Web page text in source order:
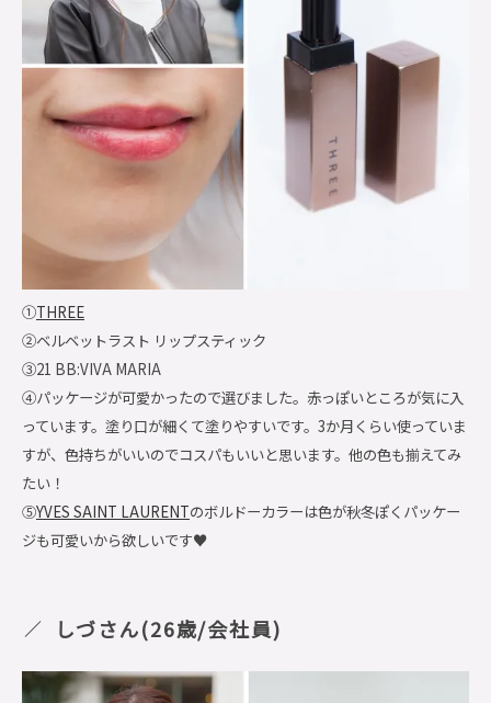
①THREE
②ベルベットラスト リップスティック
③21 BB:VIVA MARIA
④パッケージが可愛かったので選びました。赤っぽいところが気に入
っています。塗り口が細くて塗りやすいです。3か月くらい使っていま
すが、色持ちがいいのでコスパもいいと思います。他の色も揃えてみ
たい！
⑤YVES SAINT LAURENTのボルドーカラーは色が秋冬ぽくパッケー
ジも可愛いから欲しいです♥
しづさん(26歳/会社員)